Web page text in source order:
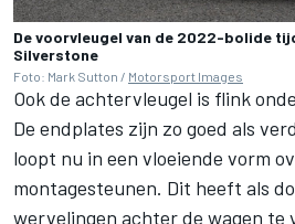
De voorvleugel van de 2022-bolide
Silverstone
Foto: Mark Sutton / Motorsport Images
Ook de achtervleugel is flink
De endplates zijn zo goed als
loopt nu in een vloeiende vorm
montagesteunen. Dit heeft als
wervelingen achter de wagen te